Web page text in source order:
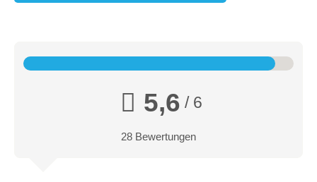
5,6 / 6
28 Bewertungen